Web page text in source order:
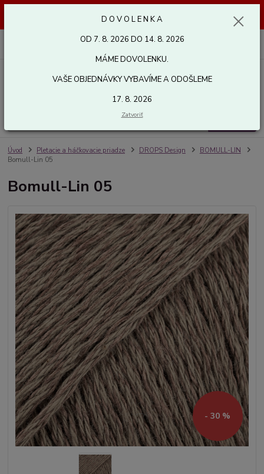
odošleme 17. 8. 2026. Ďakujeme.
Úvod Pletacie a háčkovacie priadze DROPS Design
BOMULL-LIN
Bomull-Lin 05
Bomull-Lin 05
- 30 %
D O V O L E N K A
OD 7. 8. 2026 DO 14. 8. 2026
MÁME DOVOLENKU.
VAŠE OBJEDNÁVKY VYBAVÍME A ODOŠLEME
17. 8. 2026
Zatvoriť